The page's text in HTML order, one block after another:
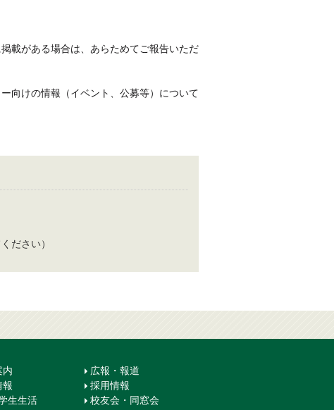
載がある場合は、あらためてご報告いただ
向けの情報（イベント、公募等）について
ださい）
内
報
生生活
広報・報道
採用情報
校友会・同窓会